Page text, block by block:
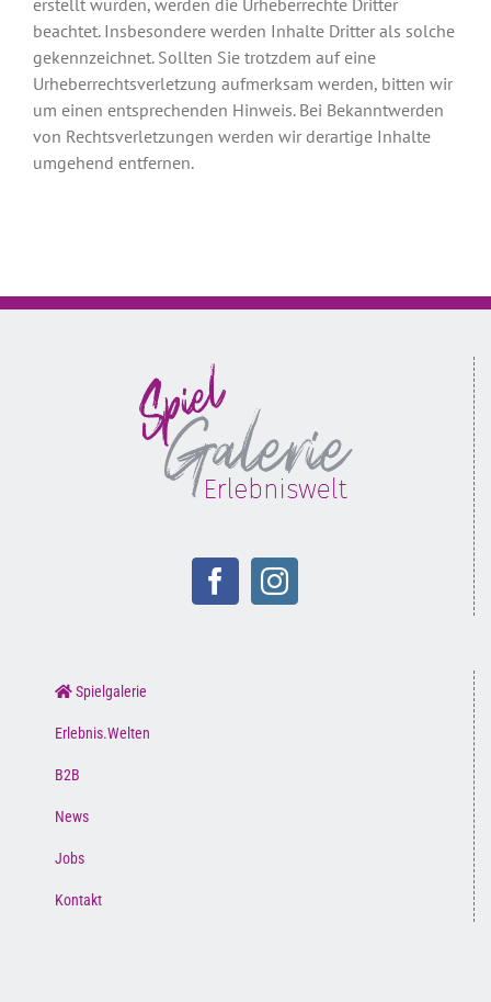
erstellt wurden, werden die Urheberrechte Dritter
beachtet. Insbesondere werden Inhalte Dritter als solche
gekennzeichnet. Sollten Sie trotzdem auf eine
Urheberrechtsverletzung aufmerksam werden, bitten wir
um einen entsprechenden Hinweis. Bei Bekanntwerden
von Rechtsverletzungen werden wir derartige Inhalte
umgehend entfernen.
Spielgalerie
Erlebnis.Welten
B2B
News
Jobs
Kontakt